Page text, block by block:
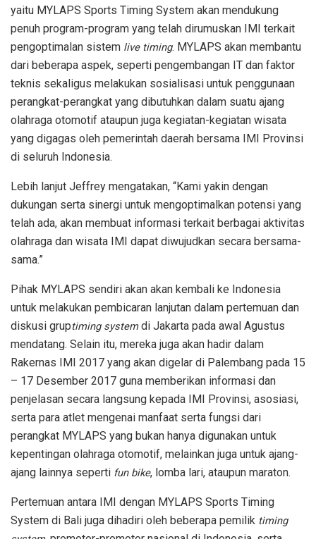
yaitu MYLAPS Sports Timing System akan mendukung
penuh program-program yang telah dirumuskan IMI terkait
pengoptimalan sistem live timing. MYLAPS akan membantu
dari beberapa aspek, seperti pengembangan IT dan faktor
teknis sekaligus melakukan sosialisasi untuk penggunaan
perangkat-perangkat yang dibutuhkan dalam suatu ajang
olahraga otomotif ataupun juga kegiatan-kegiatan wisata
yang digagas oleh pemerintah daerah bersama IMI Provinsi
di seluruh Indonesia.
Lebih lanjut Jeffrey mengatakan, “Kami yakin dengan
dukungan serta sinergi untuk mengoptimalkan potensi yang
telah ada, akan membuat informasi terkait berbagai aktivitas
olahraga dan wisata IMI dapat diwujudkan secara bersama-
sama.”
Pihak MYLAPS sendiri akan akan kembali ke Indonesia
untuk melakukan pembicaran lanjutan dalam pertemuan dan
diskusi gruptiming systemdi Jakarta pada awal Agustus
mendatang. Selain itu, mereka juga akan hadir dalam
Rakernas IMI 2017 yang akan digelar di Palembang pada 15
– 17 Desember 2017 guna memberikan informasi dan
penjelasan secara langsung kepada IMI Provinsi, asosiasi,
serta para atlet mengenai manfaat serta fungsi dari
perangkat MYLAPS yang bukan hanya digunakan untuk
kepentingan olahraga otomotif, melainkan juga untuk ajang-
ajang lainnya seperti fun bike, lomba lari, ataupun maraton.
Pertemuan antara IMI dengan MYLAPS Sports Timing
System di Bali juga dihadiri oleh beberapa pemilik timing